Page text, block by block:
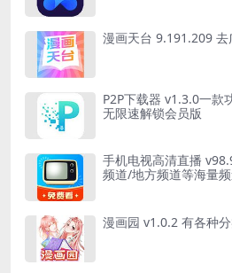
漫画天台 9.191.209 去
P2P下载器 v1.3.0一款
无限速解锁会员版
手机电视高清直播
频道/地方频道等海量
漫画园 v1.0.2 有各种